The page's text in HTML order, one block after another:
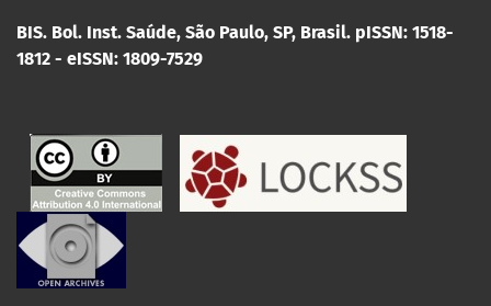
BIS. Bol. Inst. Saúde, São Paulo, SP, Brasil. pISSN: 1518-
1812 - eISSN: 1809-7529